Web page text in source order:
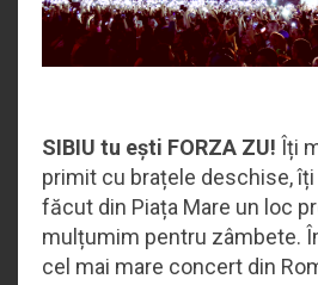
SIBIU tu ești FORZA ZU! Îți
primit cu brațele deschise,
făcut din Piața Mare un loc
mulțumim pentru zâmbete.
cel mai mare concert din